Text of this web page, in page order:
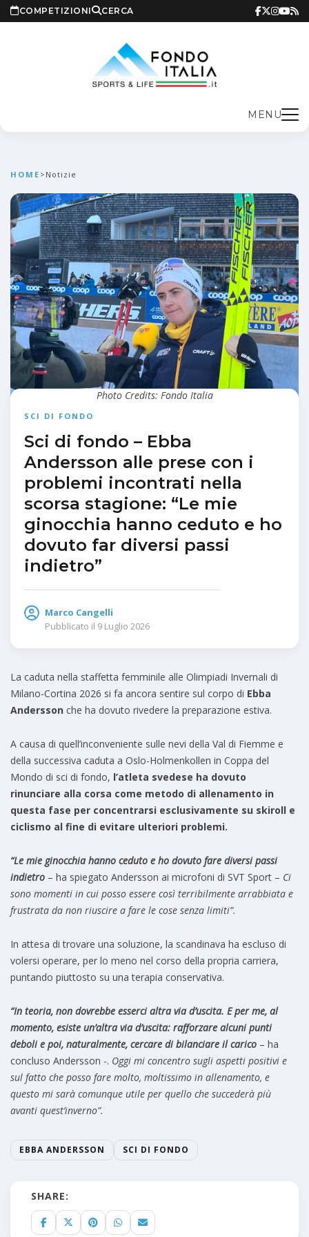
COMPETIZIONI CERCA
MENU
HOME > Notizie
SCI DI FONDO
Sci di fondo – Ebba
Andersson alle prese con i
problemi incontrati nella
scorsa stagione: “Le mie
ginocchia hanno ceduto e ho
dovuto far diversi passi
indietro”
Marco Cangelli
Pubblicato il 9 Luglio 2026
Photo Credits: Fondo Italia
La caduta nella staffetta femminile alle Olimpiadi Invernali di
Milano-Cortina 2026 si fa ancora sentire sul corpo di Ebba
Andersson che ha dovuto rivedere la preparazione estiva.
A causa di quell’inconveniente sulle nevi della Val di Fiemme e
della successiva caduta a Oslo-Holmenkollen in Coppa del
Mondo di sci di fondo, l’atleta svedese ha dovuto
rinunciare alla corsa come metodo di allenamento in
questa fase per concentrarsi esclusivamente su skiroll e
ciclismo al fine di evitare ulteriori problemi.
“Le mie ginocchia hanno ceduto e ho dovuto fare diversi passi
indietro – ha spiegato Andersson ai microfoni di SVT Sport – Ci
sono momenti in cui posso essere così terribilmente arrabbiata e
frustrata da non riuscire a fare le cose senza limiti”.
In attesa di trovare una soluzione, la scandinava ha escluso di
volersi operare, per lo meno nel corso della propria carriera,
puntando piuttosto su una terapia conservativa.
“In teoria, non dovrebbe esserci altra via d’uscita. E per me, al
momento, esiste un’altra via d’uscita: rafforzare alcuni punti
deboli e poi, naturalmente, cercare di bilanciare il carico – ha
concluso Andersson -. Oggi mi concentro sugli aspetti positivi e
sul fatto che posso fare molto, moltissimo in allenamento, e
questo mi sarà comunque utile per quello che succederà più
avanti quest’inverno”.
EBBA ANDERSSON SCI DI FONDO
SHARE: